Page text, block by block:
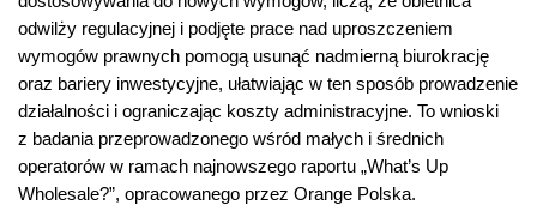
odwilży regulacyjnej i podjęte prace nad uproszczeniem
wymogów prawnych pomogą usunąć nadmierną biurokrację
oraz bariery inwestycyjne, ułatwiając w ten sposób prowadzenie
działalności i ograniczając koszty administracyjne. To wnioski
z badania przeprowadzonego wśród małych i średnich
operatorów w ramach najnowszego raportu „What’s Up
Wholesale?”, opracowanego przez Orange Polska.